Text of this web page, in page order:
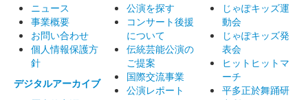
ニュース
事業概要
お問い合わせ
個人情報保護方
針
デジタルアーカイブ
公演を探す
コンサート後援
について
伝統芸能公演の
ご提案
国際交流事業
公演レポート
じゃぽキッズ運
動会
じゃぽキッズ発
表会
ヒットヒットマ
ーチ
平多正於舞踊研